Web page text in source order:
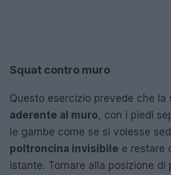
Squat contro muro
Questo esercizio prevede che la
aderente al muro, con i piedi
le gambe come se si volesse
poltroncina invisibile e restare
istante. Tornare alla posizione di